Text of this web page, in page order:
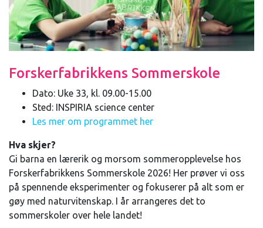
Forskerfabrikkens Sommerskole
Dato: Uke 33, kl. 09.00-15.00
Sted: INSPIRIA science center
Les mer om programmet her
Hva skjer?
Gi barna en lærerik og morsom sommeropplevelse hos
Forskerfabrikkens Sommerskole 2026! Her prøver vi oss
på spennende eksperimenter og fokuserer på alt som er
gøy med naturvitenskap. I år arrangeres det to
sommerskoler over hele landet!